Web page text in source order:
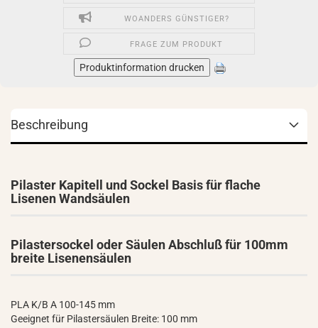
WOANDERS GÜNSTIGER?
FRAGE ZUM PRODUKT
Produktinformation drucken
Beschreibung
Pilaster Kapitell und Sockel Basis für flache
Lisenen Wandsäulen
Pilastersockel oder Säulen Abschluß für 100mm
breite Lisenensäulen
PLA K/B A 100-145 mm
Geeignet für Pilastersäulen Breite: 100 mm